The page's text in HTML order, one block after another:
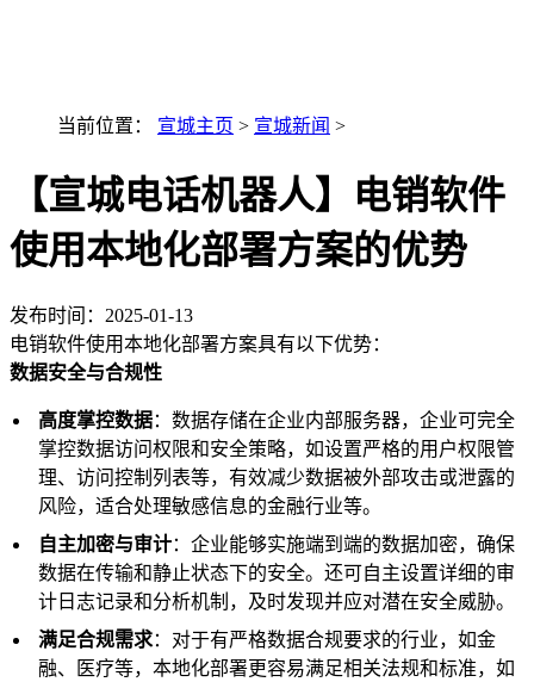
当前位置： 宣城主页 > 宣城新闻 >
【宣城电话机器人】电销软件
使用本地化部署方案的优势
发布时间： 2025-01-13
电销软件使用本地化部署方案具有以下优势：
数据安全与合规性
高度掌控数据：数据存储在企业内部服务器，企业可完全
掌控数据访问权限和安全策略，如设置严格的用户权限管
理、访问控制列表等，有效减少数据被外部攻击或泄露的
风险，适合处理敏感信息的金融行业等。
自主加密与审计：企业能够实施端到端的数据加密，确保
数据在传输和静止状态下的安全。还可自主设置详细的审
计日志记录和分析机制，及时发现并应对潜在安全威胁。
满足合规需求：对于有严格数据合规要求的行业，如金
融、医疗等，本地化部署更容易满足相关法规和标准，如